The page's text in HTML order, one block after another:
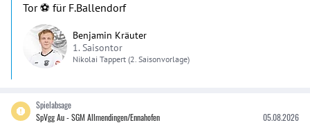
Tor ⚽️ für F.Ballendorf
Benjamin Kräuter
1. Saisontor
Nikolai Tappert (2. Saisonvorlage)
Spielabsage
SpVgg Au - SGM Allmendingen/Ennahofen
05.08.2026